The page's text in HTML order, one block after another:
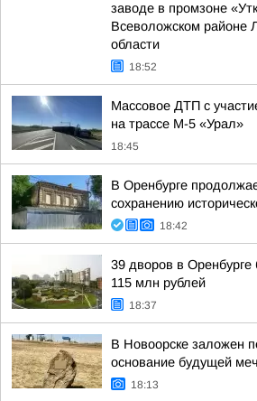
заводе в промзоне
Всеволожском районе
области
18:52
Массовое ДТП с
на трассе М-5 «Урал»
18:45
В Оренбурге
сохранению
18:42
39 дворов в Оренбурге
115 млн рублей
18:37
В Новоорске заложен
основание будущей
18:13